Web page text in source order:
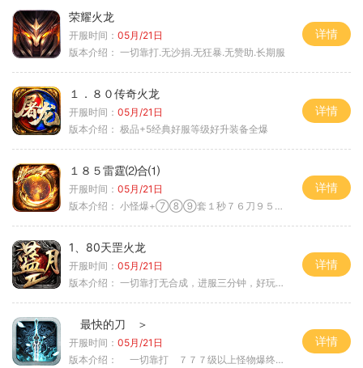
荣耀火龙
开服时间： 05月/21日
版本介绍： 一切靠打.无沙捐.无狂暴.无赞助.长期服
详情
１．８０传奇火龙
开服时间： 05月/21日
版本介绍： 极品+5经典好服等级好升装备全爆
详情
１８５雷霆⑵合⑴
开服时间： 05月/21日
版本介绍： 小怪爆+⑦⑧⑨套１秒７６刀９５范围捡
详情
1、80天罡火龙
开服时间： 05月/21日
版本介绍： 一切靠打无合成，进服三分钟，好玩一整年。
详情
最快的刀 ＞
开服时间： 05月/21日
版本介绍：
一切靠打 ７７７级以上怪物爆终极 ＞
详情